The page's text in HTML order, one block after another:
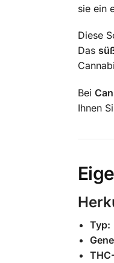
sie ein
Diese
Das
Bei
Ihnen
Typ: